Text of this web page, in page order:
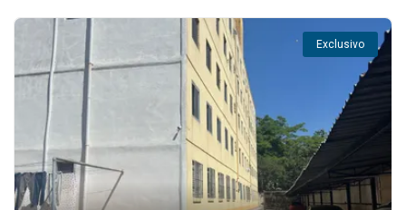
Exclusivo